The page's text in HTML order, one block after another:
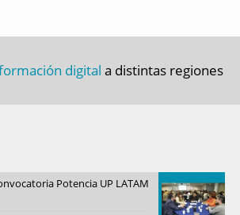
digital a distintas regiones
Potencia UP LATAM